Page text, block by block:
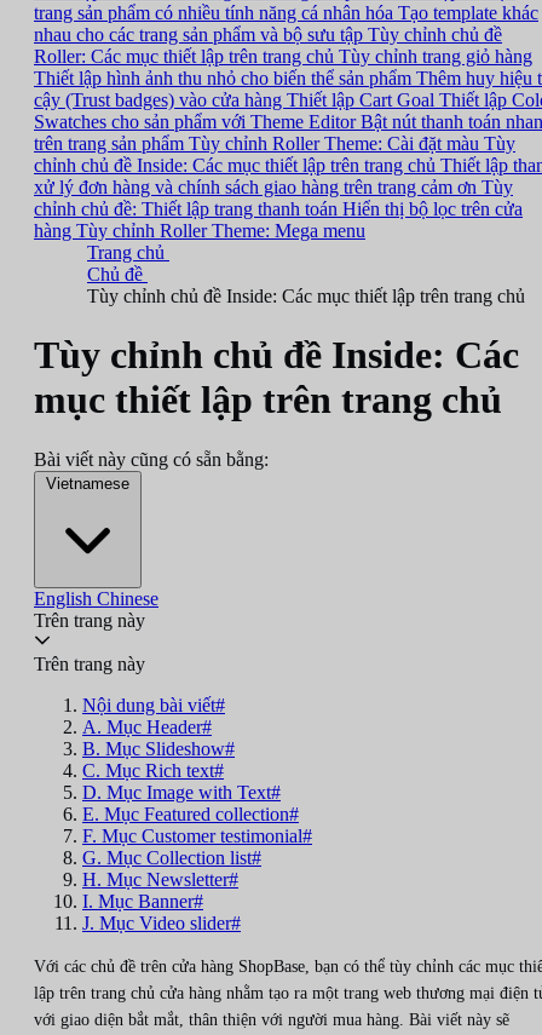
trang sản phẩm có nhiều tính năng cá nhân hóa Tạo template khác
nhau cho các trang sản phẩm và bộ sưu tập Tùy chỉnh chủ đề
Roller: Các mục thiết lập trên trang chủ Tùy chỉnh trang giỏ hàng
Thiết lập hình ảnh thu nhỏ cho biến thể sản phẩm Thêm huy hiệu
cậy (Trust badges) vào cửa hàng Thiết lập Cart Goal Thiết lập
Swatches cho sản phẩm với Theme EditorBật nút thanh toán
trên trang sản phẩm Tùy chỉnh Roller Theme: Cài đặt màu Tùy
chỉnh chủ đề Inside: Các mục thiết lập trên trang chủ Thiết lập
xử lý đơn hàng và chính sách giao hàng trên trang cảm ơn Tùy
chỉnh chủ đề: Thiết lập trang thanh toán Hiển thị bộ lọc trên cửa
hàng Tùy chỉnh Roller Theme: Mega menu
Trang chủ
Chủ đề
Tùy chỉnh chủ đề Inside: Các mục thiết lập trên trang chủ
Tùy chỉnh chủ đề Inside: Các
mục thiết lập trên trang chủ
Bài viết này cũng có sẵn bằng:
Vietnamese
English Chinese
Trên trang này
Trên trang này
Nội dung bài viết#
A. Mục Header#
B. Mục Slideshow#
C. Mục Rich text#
D. Mục Image with Text#
E. Mục Featured collection#
F. Mục Customer testimonial#
G. Mục Collection list#
H. Mục Newsletter#
I. Mục Banner#
J. Mục Video slider#
Với các chủ đề trên cửa hàng ShopBase, bạn có thể tùy chỉnh các mục
lập trên trang chủ cửa hàng nhằm tạo ra một trang web thương mại điện
với giao diện bắt mắt, thân thiện với người mua hàng. Bài viết này sẽ